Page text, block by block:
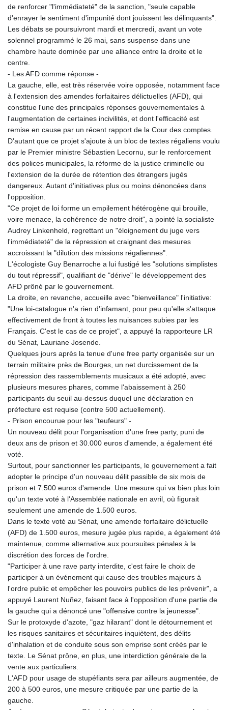
de renforcer "l'immédiateté" de la sanction, "seule capable
d'enrayer le sentiment d'impunité dont jouissent les délinquants".
Les débats se poursuivront mardi et mercredi, avant un vote
solennel programmé le 26 mai, sans suspense dans une
chambre haute dominée par une alliance entre la droite et le
centre.
- Les AFD comme réponse -
La gauche, elle, est très réservée voire opposée, notamment face
à l'extension des amendes forfaitaires délictuelles (AFD), qui
constitue l'une des principales réponses gouvernementales à
l'augmentation de certaines incivilités, et dont l'efficacité est
remise en cause par un récent rapport de la Cour des comptes.
D'autant que ce projet s'ajoute à un bloc de textes régaliens voulu
par le Premier ministre Sébastien Lecornu, sur le renforcement
des polices municipales, la réforme de la justice criminelle ou
l'extension de la durée de rétention des étrangers jugés
dangereux. Autant d'initiatives plus ou moins dénoncées dans
l'opposition.
"Ce projet de loi forme un empilement hétérogène qui brouille,
voire menace, la cohérence de notre droit", a pointé la socialiste
Audrey Linkenheld, regrettant un "éloignement du juge vers
l'immédiateté" de la répression et craignant des mesures
accroissant la "dilution des missions régaliennes".
L'écologiste Guy Benarroche a lui fustigé les "solutions simplistes
du tout répressif", qualifiant de "dérive" le développement des
AFD prôné par le gouvernement.
La droite, en revanche, accueille avec "bienveillance" l'initiative:
"Une loi-catalogue n'a rien d'infamant, pour peu qu'elle s'attaque
effectivement de front à toutes les nuisances subies par les
Français. C'est le cas de ce projet", a appuyé la rapporteure LR
du Sénat, Lauriane Josende.
Quelques jours après la tenue d'une free party organisée sur un
terrain militaire près de Bourges, un net durcissement de la
répression des rassemblements musicaux a été adopté, avec
plusieurs mesures phares, comme l'abaissement à 250
participants du seuil au-dessus duquel une déclaration en
préfecture est requise (contre 500 actuellement).
- Prison encourue pour les "teufeurs" -
Un nouveau délit pour l'organisation d'une free party, puni de
deux ans de prison et 30.000 euros d'amende, a également été
voté.
Surtout, pour sanctionner les participants, le gouvernement a fait
adopter le principe d'un nouveau délit passible de six mois de
prison et 7.500 euros d'amende. Une mesure qui va bien plus loin
qu'un texte voté à l'Assemblée nationale en avril, où figurait
seulement une amende de 1.500 euros.
Dans le texte voté au Sénat, une amende forfaitaire délictuelle
(AFD) de 1.500 euros, mesure jugée plus rapide, a également été
maintenue, comme alternative aux poursuites pénales à la
discrétion des forces de l'ordre.
"Participer à une rave party interdite, c'est faire le choix de
participer à un événement qui cause des troubles majeurs à
l'ordre public et empêcher les pouvoirs publics de les prévenir", a
appuyé Laurent Nuñez, faisant face à l'opposition d'une partie de
la gauche qui a dénoncé une "offensive contre la jeunesse".
Sur le protoxyde d'azote, "gaz hilarant" dont le détournement et
les risques sanitaires et sécuritaires inquiètent, des délits
d'inhalation et de conduite sous son emprise sont créés par le
texte. Le Sénat prône, en plus, une interdiction générale de la
vente aux particuliers.
L'AFD pour usage de stupéfiants sera par ailleurs augmentée, de
200 à 500 euros, une mesure critiquée par une partie de la
gauche.